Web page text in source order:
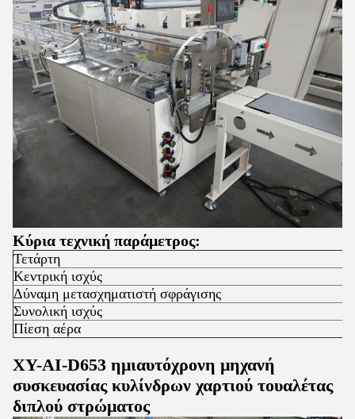
Κύρια τεχνική παράμετρος:
Τετάρτη
Κεντρική ισχύς
Δύναμη μετασχηματιστή σφράγισης
Συνολική ισχύς
Πίεση αέρα
XY-AI-D653 ημιαυτόχρονη μηχανή
συσκευασίας κυλίνδρων χαρτιού τουαλέτας
διπλού στρώματος